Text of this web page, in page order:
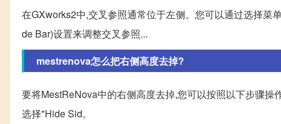
在GXworks2中,交叉参照通常位于左侧。您可以通过选择菜
de Bar)设置来调整交叉参照...
mestrenova怎么把右侧高度去掉?
要将MestReNova中的右侧高度去掉,您可以按照以下步骤
选择"Hide Sid。